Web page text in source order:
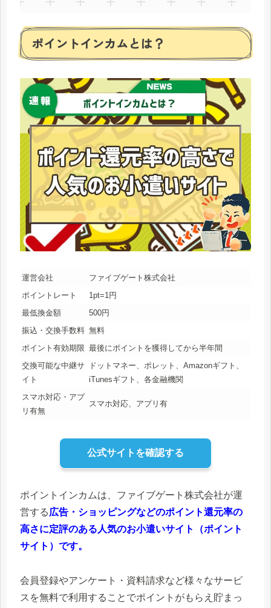
ポイントインカムとは？
運営会社
ファイブゲート株式会社
ポイントレート
1pt=1円
最低換金額
500円
振込・交換手数料 無料
ポイント有効期限 最後にポイントを獲得してから半年間
交換可能な中継サ
イト
ドットマネー、ポレット、Amazonギフト、
iTunesギフト、各金融機関
スマホ対応・アプ
リ有無
スマホ対応、アプリ有
公式サイトを確認する
ポイントインカムは、ファイブゲート株式会社が運
営する広告・ショッピングなどのポイント還元率の
高さに定評のある人気のお小遣いサイト（ポイント
サイト）です。
会員登録やアンケート・資料請求など様々なサービ
スを無料で利用することでポイントがもらえ貯まっ